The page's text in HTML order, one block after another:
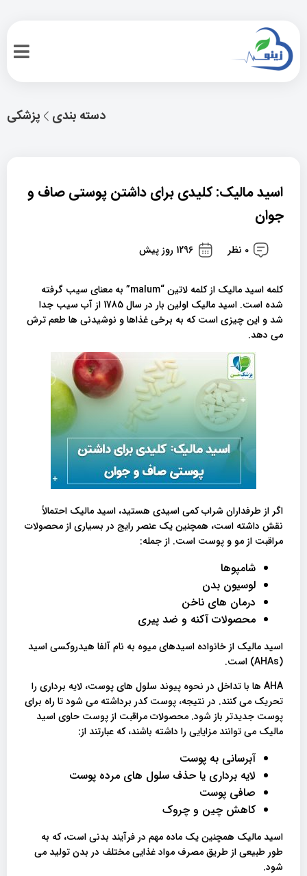
پزشکی دسته بندی
اسید مالیک: کلیدی برای داشتن پوستی صاف و
جوان
0 نظر 1296 روز پیش
کلمه اسید مالیک از کلمه لاتین “malum” به معنای سیب گرفته
شده است. اسید مالیک اولین بار در سال 1785 از آب سیب جدا
شد و این چیزی است که به برخی غذاها و نوشیدنی ها طعم ترش
می دهد.
اگر از طرفداران شراب کمی اسیدی هستید، اسید مالیک احتمالاً
نقش داشته است، همچنین یک عنصر رایج در بسیاری از محصولات
مراقبت از مو و پوست است. از جمله:
شامپوها
لوسیون بدن
درمان های ناخن
محصولات آکنه و ضد پیری
اسید مالیک از خانواده اسیدهای میوه به نام آلفا هیدروکسی اسید
(AHAs) است.
AHA ها با تداخل در نحوه پیوند سلول های پوست، لایه برداری را
تحریک می کنند. در نتیجه، پوست کدر برداشته می شود تا راه برای
پوست جدیدتر باز شود. محصولات مراقبت از پوست حاوی اسید
مالیک می توانند مزایایی را داشته باشند، که عبارتند از:
آبرسانی به پوست
لایه برداری یا حذف سلول های مرده پوست
صافی پوست
کاهش چین و چروک
اسید مالیک همچنین یک ماده مهم در فرآیند بدنی است، که به
طور طبیعی از طریق مصرف مواد غذایی مختلف در بدن تولید می
شود.